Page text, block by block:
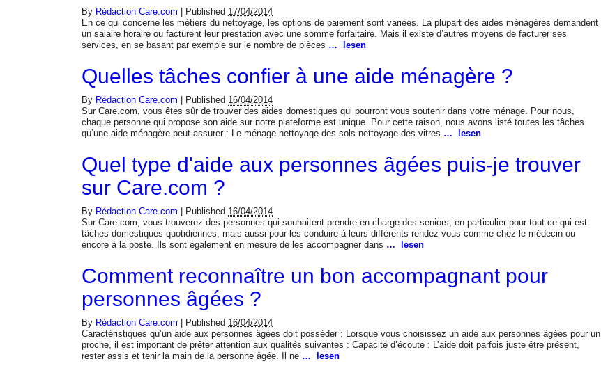
By Rédaction Care.com Published 17/04/2014
En ce qui concerne les métiers du nettoyage, les options de paiement sont variées. La plupart des aides ménagères demandent
un salaire horaire ou facturent leur prestation avec une somme forfaitaire. Mais il existe d’autres moyens de facturer ses
services, en se basant par exemple sur le nombre de pièces … lesen
Quelles tâches confier à une aide ménagère ?
By Rédaction Care.com Published 16/04/2014
Sur Care.com, vous êtes sûr de trouver des aides domestiques qui pourront vous soutenir dans votre ménage. Pour nous,
chaque personne qui propose son aide sur notre plateforme est unique. Pour cette raison, nous avons listé toutes les tâches
qu’une aide-ménagère peut assurer : Le ménage nettoyage des sols nettoyage des vitres … lesen
Quel type d'aide aux personnes âgées puis-je trouver
sur Care.com ?
By Rédaction Care.com Published 16/04/2014
Sur Care.com, vous trouverez des personnes qui souhaitent prendre en charge des seniors, en particulier pour tout ce qui est
tâches domestiques quotidiennes, mais aussi pour les conduire à leurs différents rendez-vous comme chez le médecin ou
encore à la poste. Ils sont également en mesure de les accompagner dans … lesen
Comment reconnaître un bon accompagnant pour
personnes âgées ?
By Rédaction Care.com Published 16/04/2014
Caractéristiques qu’un aide aux personnes âgées doit posséder : Lorsque vous choisissez un aide aux personnes âgées pour un
proche, il est important de prêter attention aux qualités suivantes : Capacité d’écoute : L’aide doit parfois juste être présent,
rester assis et tenir la main de la personne âgée. Il ne … lesen